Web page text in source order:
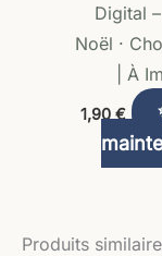
Digital
Noël ·
| À
1,90 €
Produits